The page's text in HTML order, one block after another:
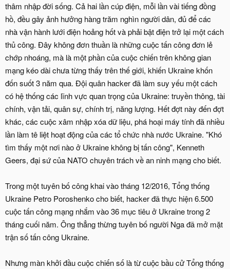
thâm nhập đời sống. Cả hai lần cúp điện, mỗi lần vài tiếng đồng
hồ, đều gây ảnh hưởng hàng trăm nghìn người dân, đủ để các
nhà vận hành lưới điện hoảng hốt và phải bật điện trở lại một cách
thủ công. Đây không đơn thuần là những cuộc tấn công đơn lẻ
chớp nhoáng, mà là một phần của cuộc chiến trên không gian
mạng kéo dài chưa từng thấy trên thế giới, khiến Ukraine khốn
đốn suốt 3 năm qua. Đội quân hacker đã làm suy yếu một cách
có hệ thống các lĩnh vực quan trọng của Ukraine: truyền thông, tài
chính, vận tải, quân sự, chính trị, năng lượng. Hết đợt này đến đợt
khác, các cuộc xâm nhập xóa dữ liệu, phá hoại máy tính đã nhiều
lần làm tê liệt hoạt động của các tổ chức nhà nước Ukraine. "Khó
tìm thấy một nơi nào ở Ukraine không bị tấn công", Kenneth
Geers, đại sứ của NATO chuyên trách về an ninh mạng cho biết.
Trong một tuyên bố công khai vào tháng 12/2016, Tổng thống
Ukraine Petro Poroshenko cho biết, hacker đã thực hiện 6.500
cuộc tấn công mạng nhắm vào 36 mục tiêu ở Ukraine trong 2
tháng cuối năm. Ông thẳng thừng tuyên bố người Nga đã mở mặt
trận số tấn công Ukraine.
Nhưng màn khởi đầu cuộc chiến số là từ cuộc bầu cử Tổng thống